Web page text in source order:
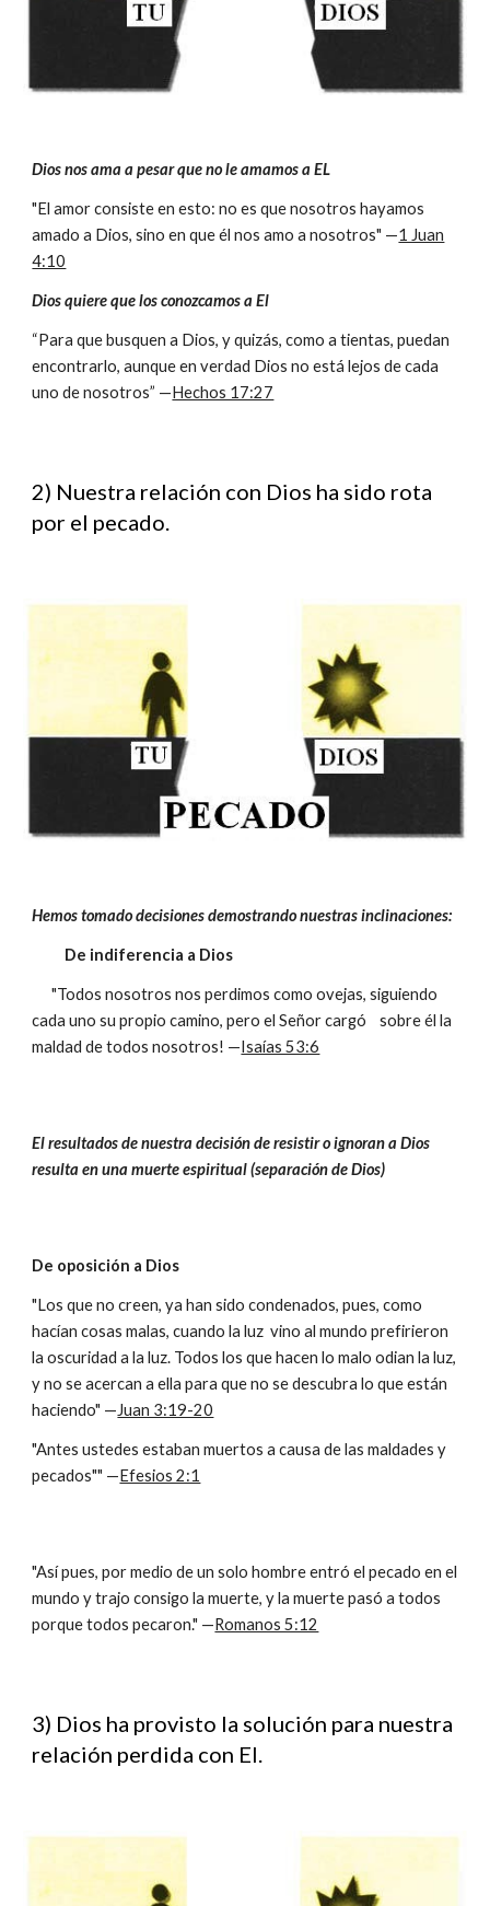
Dios nos ama a pesar que no le amamos a EL
"El amor consiste en esto: no es que nosotros hayamos
amado a Dios, sino en que él nos amo a nosotros" —1 Juan
4:10
Dios quiere que los conozcamos a El
“Para que busquen a Dios, y quizás, como a tientas, puedan
encontrarlo, aunque en verdad Dios no está lejos de cada
uno de nosotros” —Hechos 17:27
2) Nuestra relación con Dios ha sido rota
por el pecado.
Hemos tomado decisiones demostrando nuestras inclinaciones:
De indiferencia a Dios
"Todos nosotros nos perdimos como ovejas, siguiendo
cada uno su propio camino, pero el Señor cargó sobre él la
maldad de todos nosotros! —Isaías 53:6
El resultados de nuestra decisión de resistir o ignoran a Dios
resulta en una muerte espiritual (separación de Dios)
De oposición a Dios
"Los que no creen, ya han sido condenados, pues, como
hacían cosas malas, cuando la luz vino al mundo prefirieron
la oscuridad a la luz. Todos los que hacen lo malo odian la luz,
y no se acercan a ella para que no se descubra lo que están
haciendo" —Juan 3:19-20
"Antes ustedes estaban muertos a causa de las maldades y
pecados"" —Efesios 2:1
"Así pues, por medio de un solo hombre entró el pecado en el
mundo y trajo consigo la muerte, y la muerte pasó a todos
porque todos pecaron." —Romanos 5:12
3) Dios ha provisto la solución para nuestra
relación perdida con El.